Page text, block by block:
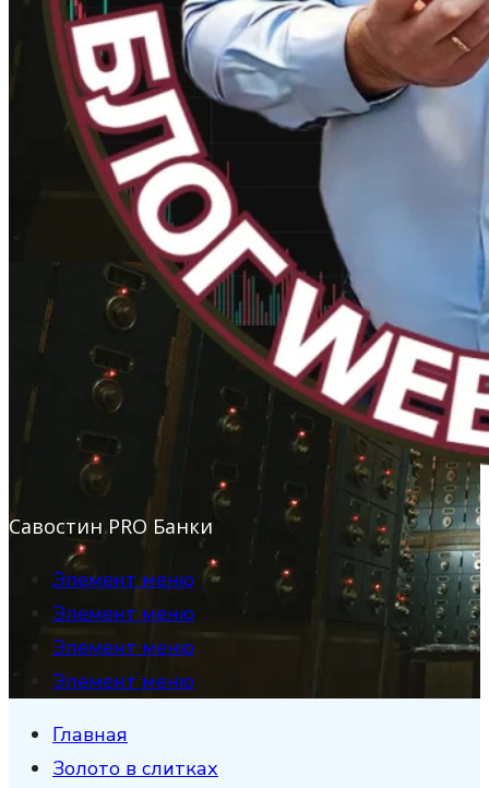
Савостин PRO Банки
Элемент меню
Элемент меню
Элемент меню
Элемент меню
Главная
Золото в слитках